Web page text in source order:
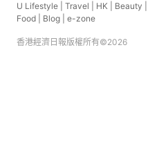
U Lifestyle Travel HK Beauty
Food
Blog e-zone
香港經濟日報版權所有©2026